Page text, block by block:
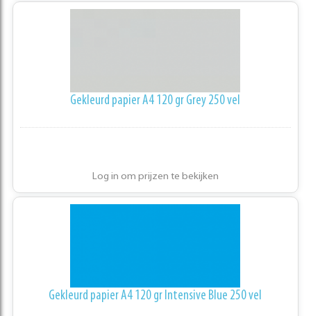
Gekleurd papier A4 120 gr Grey 250 vel
Log in om prijzen te bekijken
Gekleurd papier A4 120 gr Intensive Blue 250 vel